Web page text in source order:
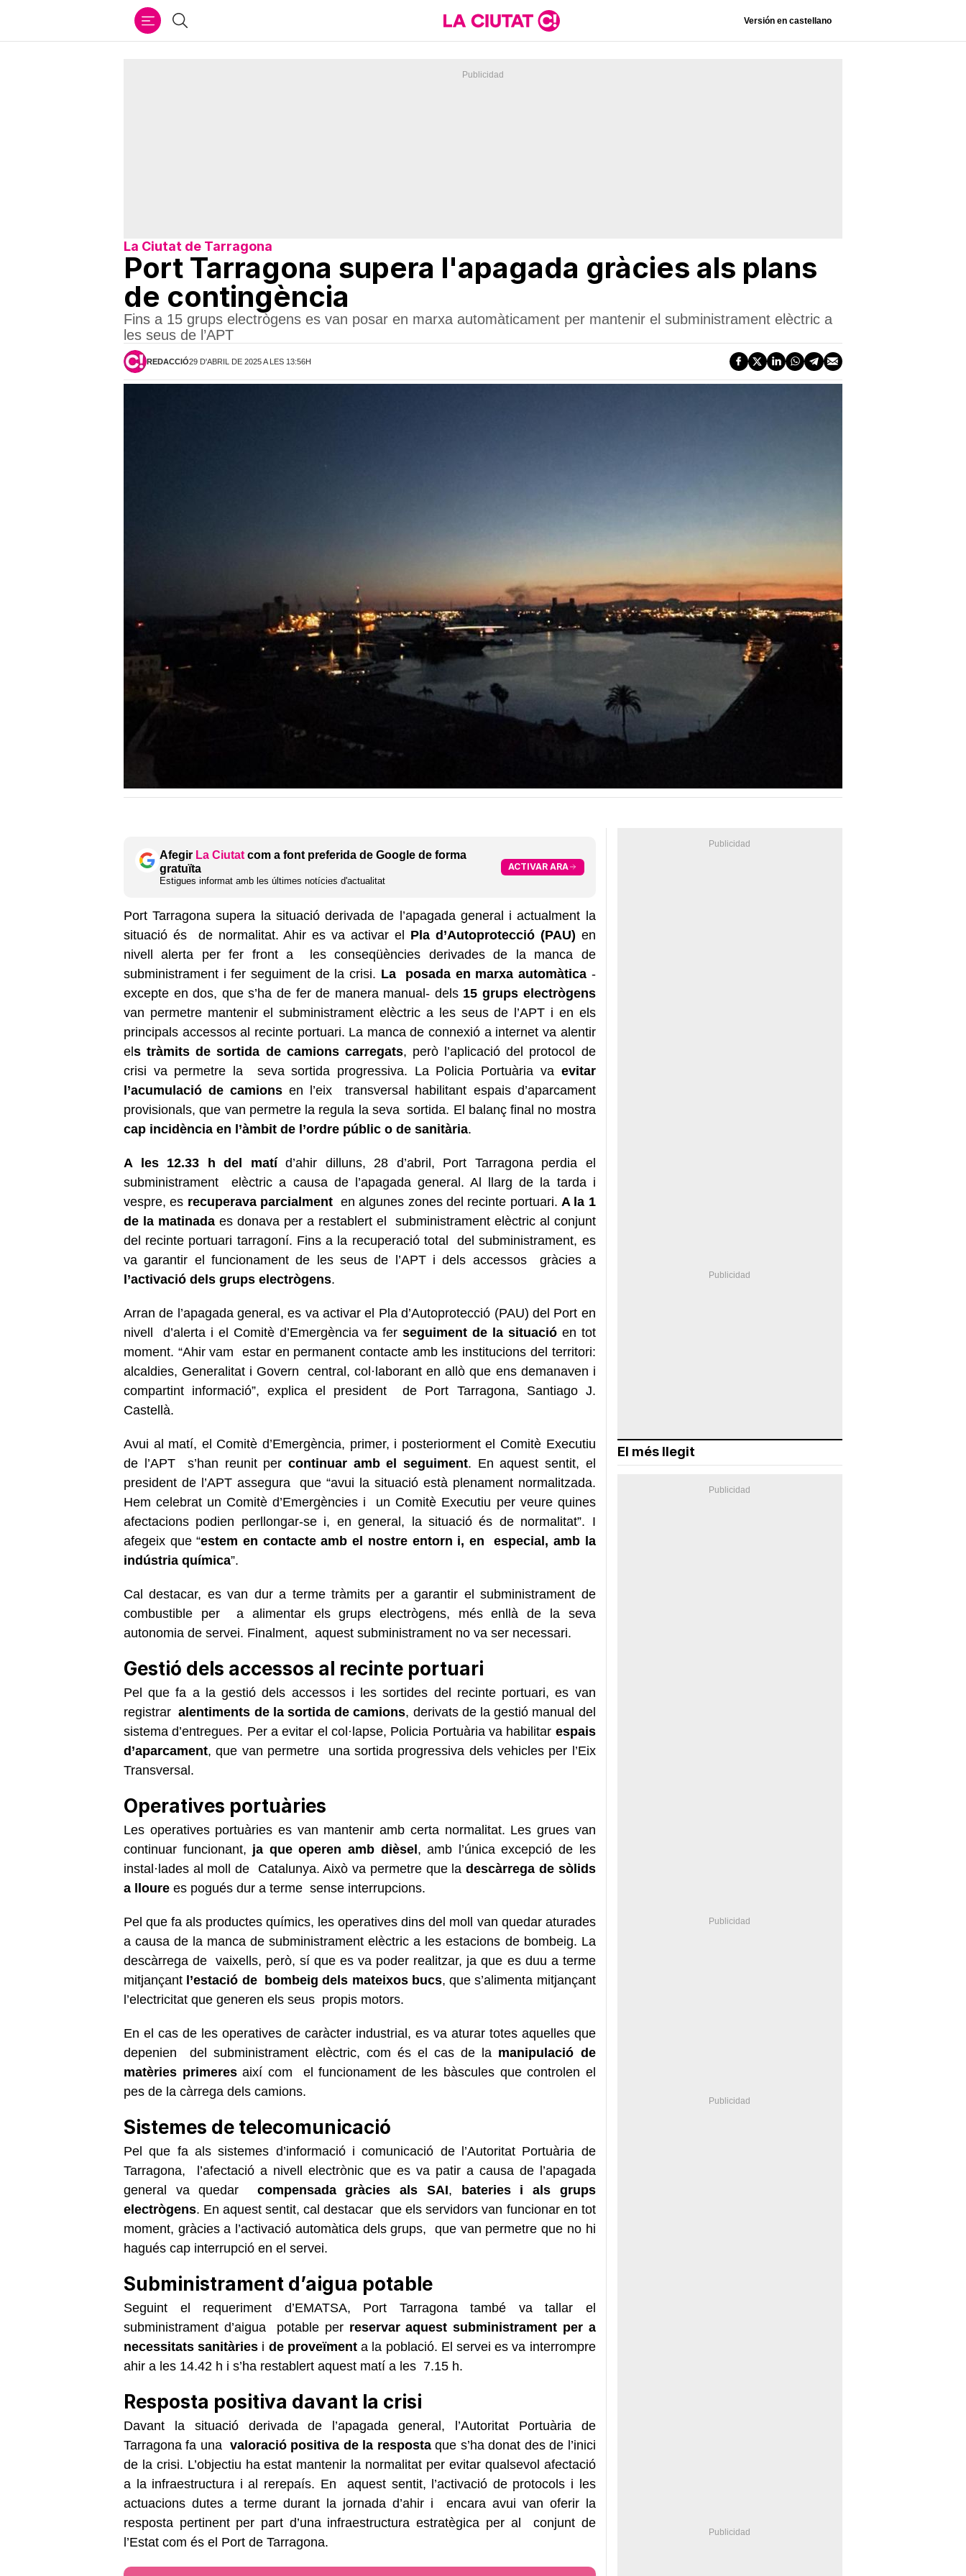
Cercar Versión en castellano
La Ciutat de Tarragona
Port Tarragona supera l'apagada gràcies als plans
de contingència
Fins a 15 grups electrògens es van posar en marxa automàticament per mantenir el subministrament elèctric a
les seus de l’APT
REDACCIÓ29 D'ABRIL DE 2025 A LES 13:56H
Afegir La Ciutat com a font preferida de Google de forma
gratuïta
Estigues informat amb les últimes notícies d'actualitat
ACTIVAR ARA
Port Tarragona supera la situació derivada de l’apagada general i actualment la
situació és de normalitat. Ahir es va activar el Pla d’Autoprotecció (PAU) en
nivell alerta per fer front a les conseqüències derivades de la manca de
subministrament i fer seguiment de la crisi. La posada en marxa automàtica-
excepte en dos, que s’ha de fer de manera manual- dels 15 grups electrògens
van permetre mantenir el subministrament elèctric a les seus de l’APT i en els
principals accessos al recinte portuari. La manca de connexió a internet va alentir
els tràmits de sortida de camions carregats, però l’aplicació del protocol de
crisi va permetre la seva sortida progressiva. La Policia Portuària va evitar
l’acumulació de camions en l’eix transversal habilitant espais d’aparcament
provisionals, que van permetre la regula la seva sortida. El balanç final no mostra
cap incidència en l’àmbit de l’ordre públic o de sanitària.
A les 12.33 h del matíd’ahir dilluns, 28 d’abril, Port Tarragona perdia el
subministrament elèctric a causa de l’apagada general. Al llarg de la tarda i
vespre, es recuperava parcialment en algunes zones del recinte portuari. A la 1
de la matinadaes donava per a restablert el subministrament elèctric al conjunt
del recinte portuari tarragoní. Fins a la recuperació total del subministrament, es
va garantir el funcionament de les seus de l’APT i dels accessos gràcies a
l’activació dels grups electrògens.
Arran de l’apagada general, es va activar el Pla d’Autoprotecció (PAU) del Port en
nivell d’alerta i el Comitè d’Emergència va ferseguiment de la situacióen tot
moment. “Ahir vam estar en permanent contacte amb les institucions del territori:
alcaldies, Generalitat i Govern central, col·laborant en allò que ens demanaven i
compartint informació”, explica el president de Port Tarragona, Santiago J.
Castellà.
Avui al matí, el Comitè d’Emergència, primer, i posteriorment el Comitè Executiu
de l’APT s’han reunit per continuar amb el seguiment. En aquest sentit, el
president de l’APT assegura que “avui la situació està plenament normalitzada.
Hem celebrat un Comitè d’Emergències i un Comitè Executiu per veure quines
afectacions podien perllongar-se i, en general, la situació és de normalitat”. I
afegeix que “estem en contacte amb el nostre entorn i, en especial, amb la
indústria química”.
Cal destacar, es van dur a terme tràmits per a garantir el subministrament de
combustible per a alimentar els grups electrògens, més enllà de la seva
autonomia de servei. Finalment, aquest subministrament no va ser necessari.
Gestió dels accessos al recinte portuari
Pel que fa a la gestió dels accessos i les sortides del recinte portuari, es van
registraralentiments de la sortida de camions, derivats de la gestió manual del
sistema d’entregues. Per a evitar el col·lapse, Policia Portuària va habilitar espais
d’aparcament, que van permetre una sortida progressiva dels vehicles per l’Eix
Transversal.
Operatives portuàries
Les operatives portuàries es van mantenir amb certa normalitat. Les grues van
continuar funcionant, ja que operen amb dièsel, amb l’única excepció de les
instal·lades al moll de Catalunya. Això va permetre que ladescàrrega de sòlids
a lloure es pogués dur a terme sense interrupcions.
Pel que fa als productes químics, les operatives dins del moll van quedar aturades
a causa de la manca de subministrament elèctric a les estacions de bombeig. La
descàrrega de vaixells, però, sí que es va poder realitzar, ja que es duu a terme
mitjançant l’estació de bombeig dels mateixos bucs, que s’alimenta mitjançant
l’electricitat que generen els seus propis motors.
En el cas de les operatives de caràcter industrial, es va aturar totes aquelles que
depenien del subministrament elèctric, com és el cas de la manipulació de
matèries primeresaixí com el funcionament de les bàscules que controlen el
pes de la càrrega dels camions.
Sistemes de telecomunicació
Pel que fa als sistemes d’informació i comunicació de l’Autoritat Portuària de
Tarragona, l’afectació a nivell electrònic que es va patir a causa de l’apagada
general va quedar
compensada gràcies als SAI, bateries i als grups
electrògens. En aquest sentit, cal destacar que els servidors van funcionar en tot
moment, gràcies a l’activació automàtica dels grups, que van permetre que no hi
hagués cap interrupció en el servei.
Subministrament d’aigua potable
Seguint el requeriment d’EMATSA, Port Tarragona també va tallar el
subministrament d’aigua potable perreservar aquest subministrament per a
necessitats sanitàries i de proveïmenta la població. El servei es va interrompre
ahir a les 14.42 h i s’ha restablert aquest matí a les 7.15 h.
Resposta positiva davant la crisi
Davant la situació derivada de l’apagada general, l’Autoritat Portuària de
Tarragona fa una valoració positiva de la respostaque s’ha donat des de l’inici
de la crisi. L’objectiu ha estat mantenir la normalitat per evitar qualsevol afectació
a la infraestructura i al rerepaís. En aquest sentit, l’activació de protocols i les
actuacions dutes a terme durant la jornada d’ahir i encara avui van oferir la
resposta pertinent per part d’una infraestructura estratègica per al conjunt de
l’Estat com és el Port de Tarragona.
El més llegit